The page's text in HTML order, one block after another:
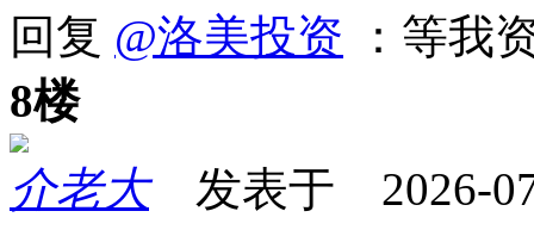
回复 @洛美投资 ：等我
8楼
介老大发表于 2026-